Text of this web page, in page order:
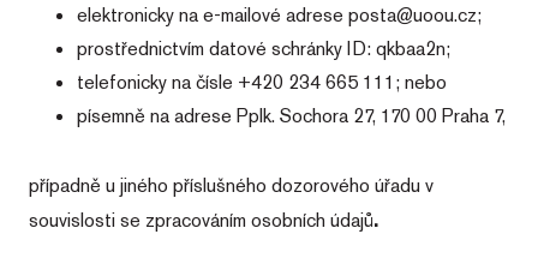
elektronicky na e-mailové adrese posta@uoou.cz;
prostřednictvím datové schránky ID: qkbaa2n;
telefonicky na čísle +420 234 665 111; nebo
písemně na adrese Pplk. Sochora 27, 170 00 Praha 7,
případně u jiného příslušného dozorového úřadu v
souvislosti se zpracováním osobních údajů.